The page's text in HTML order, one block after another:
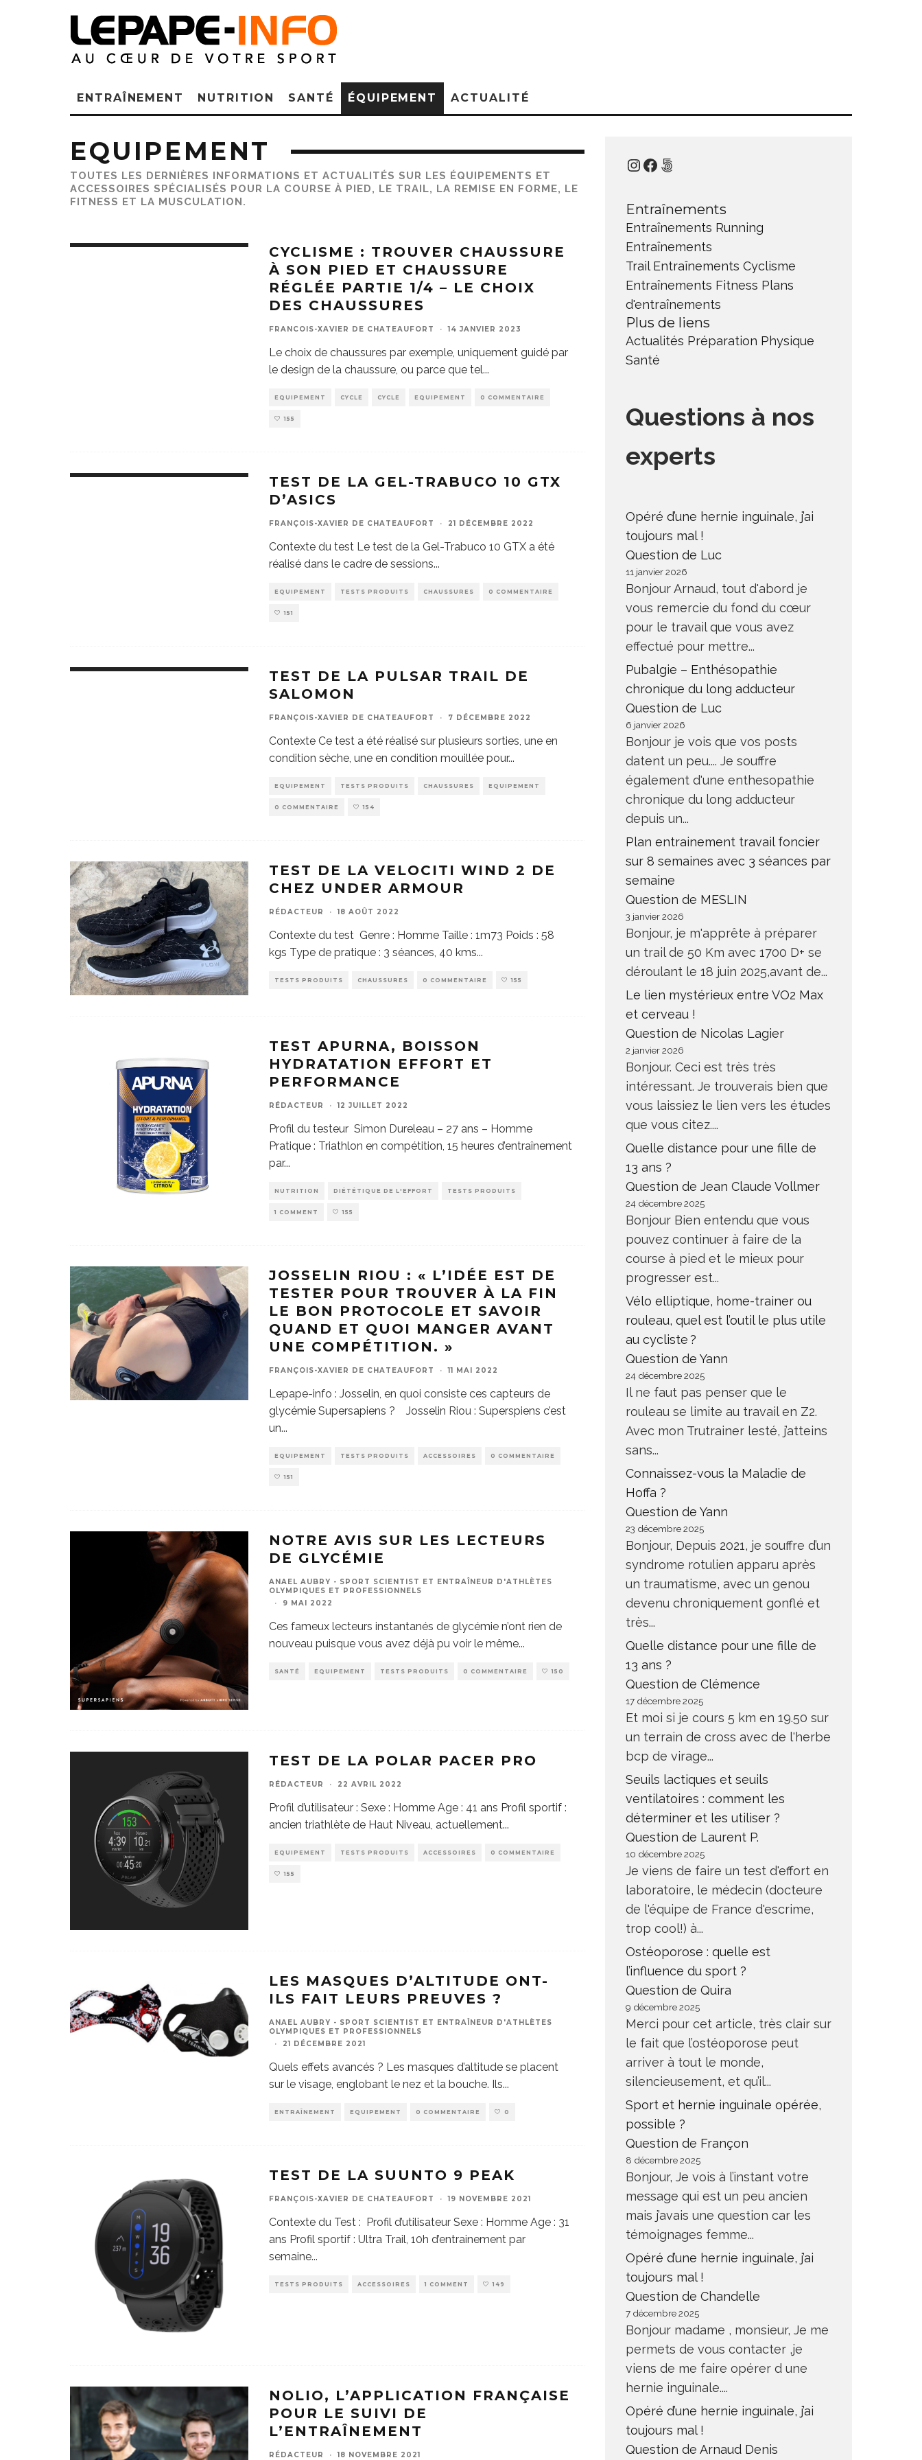
ENTRAÎNEMENT NUTRITION SANTÉ ÉQUIPEMENT ACTUALITÉ
EQUIPEMENT
TOUTES LES DERNIÈRES INFORMATIONS ET ACTUALITÉS SUR LES ÉQUIPEMENTS ET
ACCESSOIRES SPÉCIALISÉS POUR LA COURSE À PIED, LE TRAIL, LA REMISE EN FORME, LE
FITNESS ET LA MUSCULATION.
CYCLISME : TROUVER CHAUSSURE
À SON PIED ET CHAUSSURE
RÉGLÉE PARTIE 1/4 – LE CHOIX
DES CHAUSSURES
FRANCOIS-XAVIER DE CHATEAUFORT · 14 JANVIER 2023
Le choix de chaussures par exemple, uniquement guidé par
le design de la chaussure, ou parce que tel...
EQUIPEMENT CYCLE CYCLE EQUIPEMENT 0 COMMENTAIRE
155
TEST DE LA GEL-TRABUCO 10 GTX
D’ASICS
FRANÇOIS-XAVIER DE CHATEAUFORT · 21 DÉCEMBRE 2022
Contexte du test Le test de la Gel-Trabuco 10 GTX a été
réalisé dans le cadre de sessions...
EQUIPEMENT TESTS PRODUITS CHAUSSURES 0 COMMENTAIRE
151
TEST DE LA PULSAR TRAIL DE
SALOMON
FRANÇOIS-XAVIER DE CHATEAUFORT · 7 DÉCEMBRE 2022
Contexte Ce test a été réalisé sur plusieurs sorties, une en
condition sèche, une en condition mouillée pour...
EQUIPEMENT TESTS PRODUITS CHAUSSURES EQUIPEMENT
0 COMMENTAIRE 154
TEST DE LA VELOCITI WIND 2 DE
CHEZ UNDER ARMOUR
RÉDACTEUR · 18 AOÛT 2022
Contexte du test Genre : Homme Taille : 1m73 Poids : 58
kgs Type de pratique : 3 séances, 40 kms...
TESTS PRODUITS CHAUSSURES 0 COMMENTAIRE 155
TEST APURNA, BOISSON
HYDRATATION EFFORT ET
PERFORMANCE
RÉDACTEUR · 12 JUILLET 2022
Profil du testeur Simon Dureleau – 27 ans – Homme
Pratique : Triathlon en compétition, 15 heures d’entraînement
par...
NUTRITION DIÉTÉTIQUE DE L'EFFORT TESTS PRODUITS
1 COMMENT 155
JOSSELIN RIOU : « L’IDÉE EST DE
TESTER POUR TROUVER À LA FIN
LE BON PROTOCOLE ET SAVOIR
QUAND ET QUOI MANGER AVANT
UNE COMPÉTITION. »
FRANÇOIS-XAVIER DE CHATEAUFORT · 11 MAI 2022
Lepape-info : Josselin, en quoi consiste ces capteurs de
glycémie Supersapiens ? Josselin Riou : Superspiens c’est
un...
EQUIPEMENT TESTS PRODUITS ACCESSOIRES 0 COMMENTAIRE
151
NOTRE AVIS SUR LES LECTEURS
DE GLYCÉMIE
ANAEL AUBRY - SPORT SCIENTIST ET ENTRAÎNEUR D'ATHLÈTES
OLYMPIQUES ET PROFESSIONNELS
·
9 MAI 2022
Ces fameux lecteurs instantanés de glycémie n’ont rien de
nouveau puisque vous avez déjà pu voir le même...
SANTÉ EQUIPEMENT TESTS PRODUITS 0 COMMENTAIRE 150
TEST DE LA POLAR PACER PRO
RÉDACTEUR · 22 AVRIL 2022
Profil d’utilisateur : Sexe : Homme Age : 41 ans Profil sportif :
ancien triathlète de Haut Niveau, actuellement...
EQUIPEMENT TESTS PRODUITS ACCESSOIRES 0 COMMENTAIRE
155
LES MASQUES D’ALTITUDE ONT-
ILS FAIT LEURS PREUVES ?
ANAEL AUBRY - SPORT SCIENTIST ET ENTRAÎNEUR D'ATHLÈTES
OLYMPIQUES ET PROFESSIONNELS
·
21 DÉCEMBRE 2021
Quels effets avancés ? Les masques d’altitude se placent
sur le visage, englobant le nez et la bouche. Ils...
ENTRAÎNEMENT EQUIPEMENT 0 COMMENTAIRE 0
TEST DE LA SUUNTO 9 PEAK
FRANÇOIS-XAVIER DE CHATEAUFORT · 19 NOVEMBRE 2021
Contexte du Test : Profil d’utilisateur Sexe : Homme Age : 31
ans Profil sportif : Ultra Trail, 10h d’entrainement par
semaine...
TESTS PRODUITS ACCESSOIRES 1 COMMENT 149
NOLIO, L’APPLICATION FRANÇAISE
POUR LE SUIVI DE
L’ENTRAÎNEMENT
RÉDACTEUR · 18 NOVEMBRE 2021
Instagram
Facebook
500px
Entraînements
Entraînements Running
Entraînements
Trail Entraînements Cyclisme
Entraînements Fitness Plans
d'entraînements
Plus de liens
Actualités Préparation Physique
Santé
Questions à nos
experts
Opéré d’une hernie inguinale, j’ai
toujours mal !
Question de Luc
11 janvier 2026
Bonjour Arnaud, tout d'abord je
vous remercie du fond du cœur
pour le travail que vous avez
effectué pour mettre...
Pubalgie – Enthésopathie
chronique du long adducteur
Question de Luc
6 janvier 2026
Bonjour je vois que vos posts
datent un peu.... Je souffre
également d'une enthesopathie
chronique du long adducteur
depuis un...
Plan entrainement travail foncier
sur 8 semaines avec 3 séances par
semaine
Question de MESLIN
3 janvier 2026
Bonjour, je m'apprête à préparer
un trail de 50 Km avec 1700 D+ se
déroulant le 18 juin 2025,avant de...
Le lien mystérieux entre VO2 Max
et cerveau !
Question de Nicolas Lagier
2 janvier 2026
Bonjour. Ceci est très très
intéressant. Je trouverais bien que
vous laissiez le lien vers les études
que vous citez....
Quelle distance pour une fille de
13 ans ?
Question de Jean Claude Vollmer
24 décembre 2025
Bonjour Bien entendu que vous
pouvez continuer à faire de la
course à pied et le mieux pour
progresser est...
Vélo elliptique, home-trainer ou
rouleau, quel est l’outil le plus utile
au cycliste ?
Question de Yann
24 décembre 2025
Il ne faut pas penser que le
rouleau se limite au travail en Z2.
Avec mon Trutrainer lesté, j’atteins
sans...
Connaissez-vous la Maladie de
Hoffa ?
Question de Yann
23 décembre 2025
Bonjour, Depuis 2021, je souffre d’un
syndrome rotulien apparu après
un traumatisme, avec un genou
devenu chroniquement gonflé et
très...
Quelle distance pour une fille de
13 ans ?
Question de Clémence
17 décembre 2025
Et moi si je cours 5 km en 19.50 sur
un terrain de cross avec de l'herbe
bcp de virage...
Seuils lactiques et seuils
ventilatoires : comment les
déterminer et les utiliser ?
Question de Laurent P.
10 décembre 2025
Je viens de faire un test d'effort en
laboratoire, le médecin (docteure
de l'équipe de France d'escrime,
trop cool!) à...
Ostéoporose : quelle est
l’influence du sport ?
Question de Quira
9 décembre 2025
Merci pour cet article, très clair sur
le fait que l’ostéoporose peut
arriver à tout le monde,
silencieusement, et qu’il...
Sport et hernie inguinale opérée,
possible ?
Question de Françon
8 décembre 2025
Bonjour, Je vois à l’instant votre
message qui est un peu ancien
mais j’avais une question car les
témoignages femme...
Opéré d’une hernie inguinale, j’ai
toujours mal !
Question de Chandelle
7 décembre 2025
Bonjour madame , monsieur, Je me
permets de vous contacter ,je
viens de me faire opérer d une
hernie inguinale....
Opéré d’une hernie inguinale, j’ai
toujours mal !
Question de Arnaud Denis